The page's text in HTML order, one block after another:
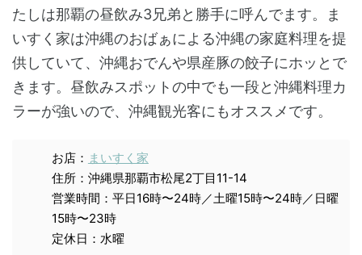
たしは那覇の昼飲み3兄弟と勝手に呼んでます。ま
いすく家は沖縄のおばぁによる沖縄の家庭料理を提
供していて、沖縄おでんや県産豚の餃子にホッとで
きます。昼飲みスポットの中でも一段と沖縄料理カ
ラーが強いので、沖縄観光客にもオススメです。
お店： まいすく家
住所：沖縄県那覇市松尾2丁目11-14
営業時間：平日16時〜24時／土曜15時〜24時／日曜
15時〜23時
定休日：水曜